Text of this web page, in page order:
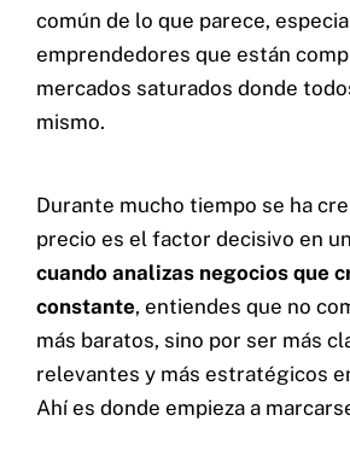
común de lo que parece,
emprendedores que están
mercados saturados donde
mismo.
Durante mucho tiempo se ha
precio es el factor decisivo en
cuando analizas negocios que
constante, entiendes que no
más baratos, sino por ser más
relevantes y más estratégicos
Ahí es donde empieza a